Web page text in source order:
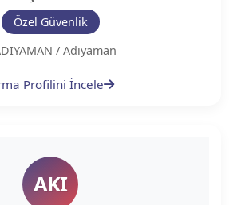
Özel Güvenlik
/ Adıyaman
Profilini İncele
AKI